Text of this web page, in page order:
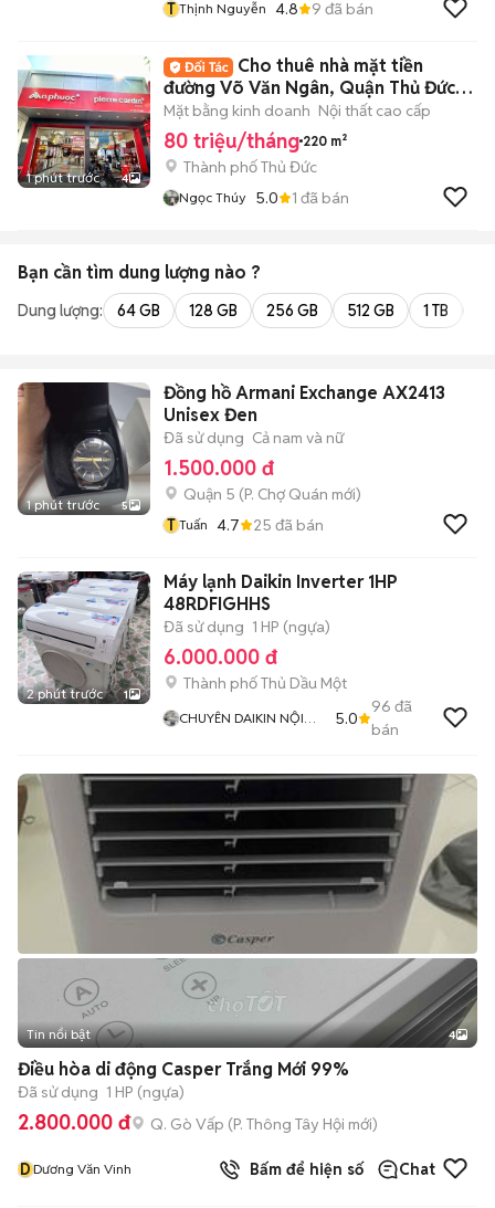
T Thịnh Nguyễn 4.8 9 đã bán
1 phút trước 4
Cho thuê nhà mặt tiền
đường Võ Văn Ngân, Quận Thủ Đức,
DT: 8x20m
Mặt bằng kinh doanh Nội thất cao cấp
80 triệu/tháng 220 m²
Thành phố Thủ Đức
Ngọc Thúy 5.0 1 đã bán
Bạn cần tìm dung lượng nào ?
Dung lượng: 64 GB 128 GB 256 GB 512 GB 1 TB
1 phút trước 5
Đồng hồ Armani Exchange AX2413
Unisex Đen
Đã sử dụng Cả nam và nữ
1.500.000 đ
Quận 5 (P. Chợ Quán mới)
T Tuấn 4.7 25 đã bán
2 phút trước 1
Máy lạnh Daikin Inverter 1HP
48RDFIGHHS
Đã sử dụng 1 HP (ngựa)
6.000.000 đ
Thành phố Thủ Dầu Một
CHUYÊN DAIKIN NỘI
5.0
96 đã
bán
Tin nổi bật 4
Điều hòa di động Casper Trắng Mới 99%
Đã sử dụng 1 HP (ngựa)
2.800.000 đ Q. Gò Vấp (P. Thông Tây Hội mới)
DDương Văn Vinh Bấm để hiện số Chat